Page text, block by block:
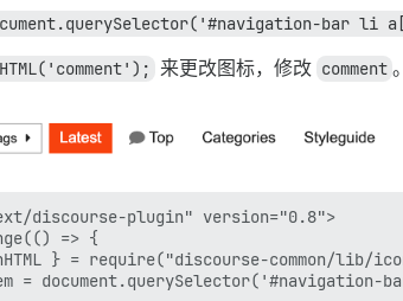
bar
来更改图标，修改 comment 。
discourse-plugin" version="0.8">
=> {
} = require("discourse-common/lib/
= document.querySelector('#navigation-